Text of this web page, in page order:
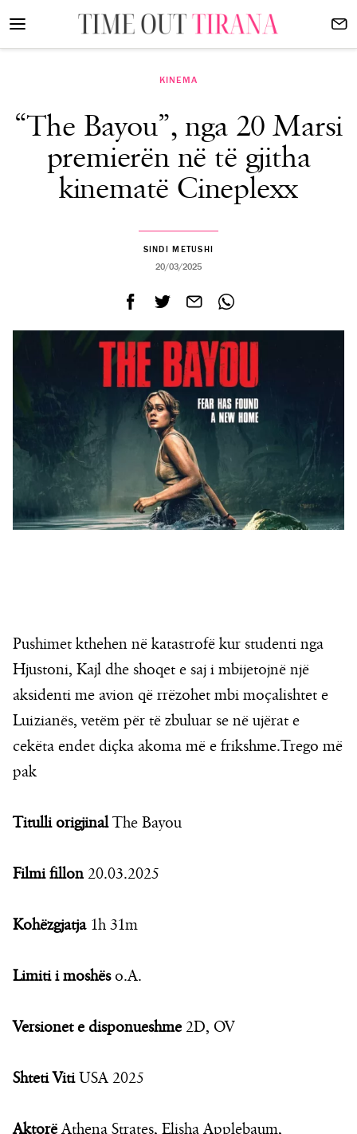
KINEMA
“The Bayou”, nga 20 Marsi
premierën në të gjitha
kinematë Cineplexx
SINDI METUSHI
20/03/2025
Pushimet kthehen në katastrofë kur studenti nga
Hjustoni, Kajl dhe shoqet e saj i mbijetojnë një
aksidenti me avion që rrëzohet mbi moçalishtet e
Luizianës, vetëm për të zbuluar se në ujërat e
cekëta endet diçka akoma më e frikshme.Trego më
pak
Titulli origjinalThe Bayou
Filmi fillon 20.03.2025
Kohëzgjatja1h 31m
Limiti i moshëso.A.
Versionet e disponueshme 2D, OV
Shteti VitiUSA 2025
AktorëAthena Strates, Elisha Applebaum,